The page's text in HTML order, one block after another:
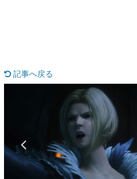
なんでゲームは面白い？
ゲーム開発者・hamatsu氏が
具体的な形から解き明かして
です。
ゲームが変えた日本語
「経験値」「裏技」「ラスボ
の起源や用法の変遷を、コン
イニーP氏が徹底調査。
記事へ戻る